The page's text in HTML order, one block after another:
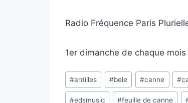
Radio Fréquence Paris
1er dimanche de chaque
Étiquettes
de
la
#antilles #bele #canne #
#edsmusiq #feuille de canne